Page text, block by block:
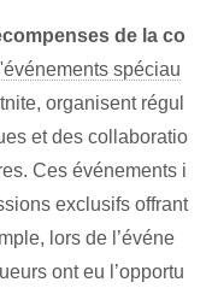
de la co
spéciau
organisent régul
et des collaboratio
Ces événements i
exclusifs offrant
lors de l’événe
ont eu l’opportu